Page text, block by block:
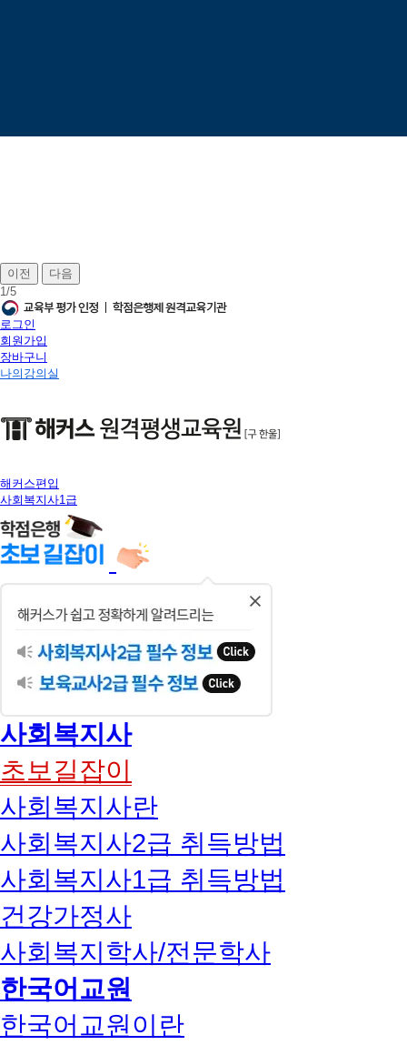
이전
다음
1/5
로그인
회원가입
장바구니
나의강의실
해커스편입
사회복지사1급
사회복지사
초보길잡이
사회복지사란
사회복지사2급 취득방법
사회복지사1급 취득방법
건강가정사
사회복지학사/전문학사
한국어교원
한국어교원이란